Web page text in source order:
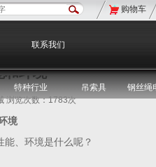
购物车
联系我们
特种行业 吊索具 钢丝绳
您现在的位置：双鸟首页>双鸟资
和环境
浏览次数：1783次
境
、环境是什么呢？